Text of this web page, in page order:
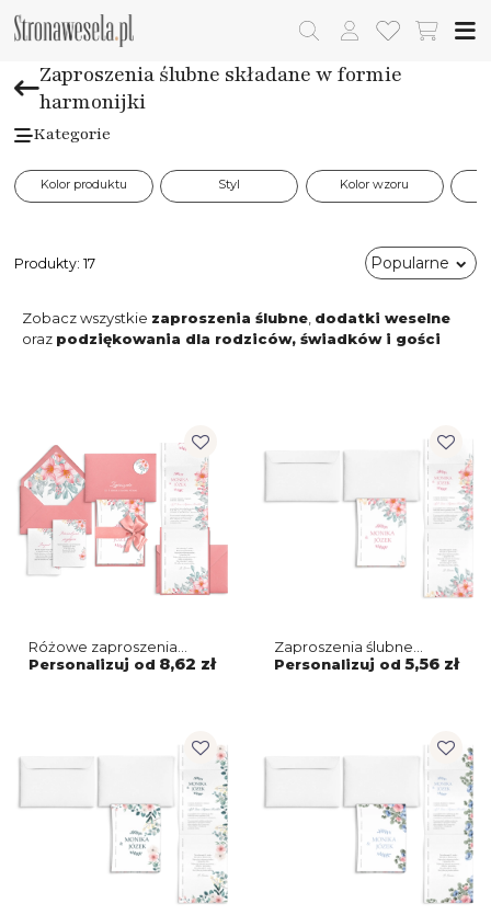
Zaproszenia ślubne składane w formie
harmonijki
Kategorie
Kolor produktu Styl Kolor wzoru
Produkty: 17 Popularne
Zobacz wszystkie zaproszenia ślubne, dodatki weselne
oraz podziękowania dla rodziców, świadków i gości
Różowe zaproszenia
ślubne Harmonijka -
Name Motyw 3
Personalizuj od 8,62 zł
Zaproszenia ślubne
Harmonijka - Name
Motyw 3
Personalizuj od 5,56 zł